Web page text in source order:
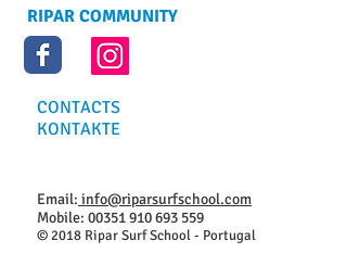
RIPAR COMMUNITY
CONTACTS
KONTAKTE
Email: info@riparsurfschool.com
Mobile: 00351 910 693 559
© 2018 Ripar Surf School - Portugal